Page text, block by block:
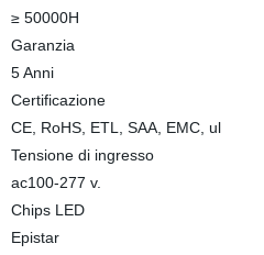
≥ 50000H
Garanzia
5 Anni
Certificazione
CE, RoHS, ETL, SAA, EMC, ul
Tensione di ingresso
ac100-277 v.
Chips LED
Epistar